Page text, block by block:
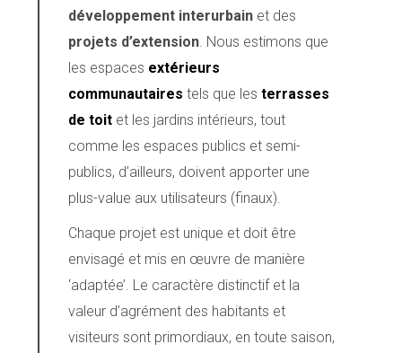
développement interurbain et des
projets d’extension . Nous estimons que
les espaces extérieurs
communautaires tels que les terrasses
de toit et les jardins intérieurs, tout
comme les espaces publics et semi-
publics, d’ailleurs, doivent apporter une
plus-value aux utilisateurs (finaux).
Chaque projet est unique et doit être
envisagé et mis en œuvre de manière
‘adaptée’. Le caractère distinctif et la
valeur d’agrément des habitants et
visiteurs sont primordiaux, en toute saison,